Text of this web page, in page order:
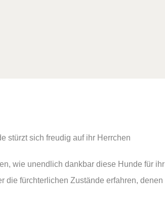
wie unendlich dankbar diese Hunde für ihr
die fürchterlichen Zustände erfahren, denen